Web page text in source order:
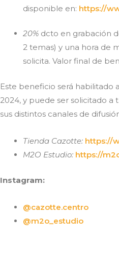
disponible en: https://
20% dcto en grabación
2 temas) y una hora de
solicita. Valor final de
Este beneficio será habilitado
2024, y puede ser solicitado a
sus distintos canales de
Tienda Cazotte: https://
M2O Estudio: https://
Instagram:
@cazotte.centro
@m2o_estudio